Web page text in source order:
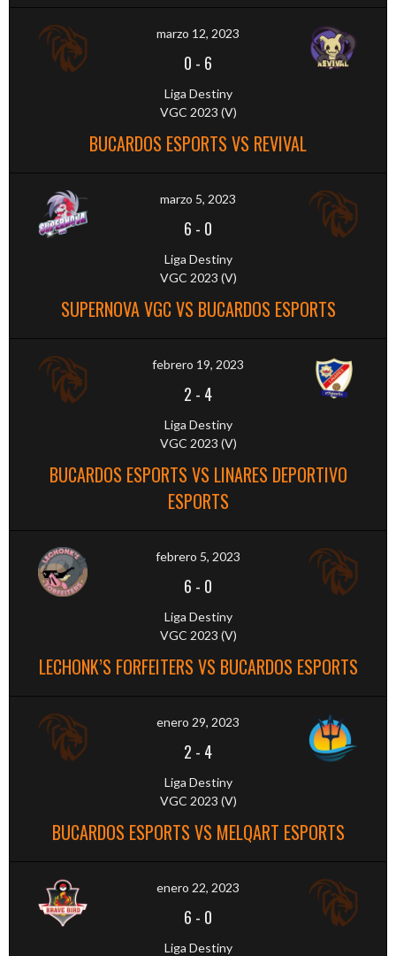
marzo 12, 2023
0 - 6
Liga Destiny
VGC 2023 (V)
BUCARDOS ESPORTS VS REVIVAL
marzo 5, 2023
6 - 0
Liga Destiny
VGC 2023 (V)
SUPERNOVA VGC VS BUCARDOS ESPORTS
febrero 19, 2023
2 - 4
Liga Destiny
VGC 2023 (V)
BUCARDOS ESPORTS VS LINARES DEPORTIVO
ESPORTS
febrero 5, 2023
6 - 0
Liga Destiny
VGC 2023 (V)
LECHONK’S FORFEITERS VS BUCARDOS ESPORTS
enero 29, 2023
2 - 4
Liga Destiny
VGC 2023 (V)
BUCARDOS ESPORTS VS MELQART ESPORTS
enero 22, 2023
6 - 0
Liga Destiny